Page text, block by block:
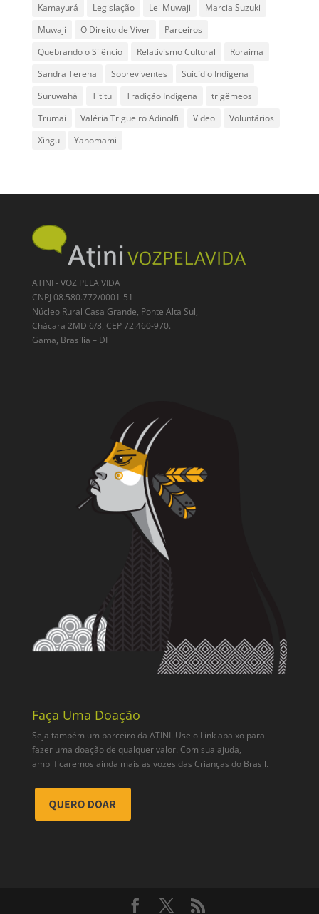
Kamayurá
Legislação Lei Muwaji
Marcia Suzuki
Muwaji
O Direito de Viver
Parceiros
Quebrando o Silêncio
Relativismo Cultural
Roraima
Sandra Terena
Sobreviventes
Suicídio Indígena
Suruwahá
Tititu Tradição Indígena
trigêmeos
Trumai
Valéria Trigueiro Adinolfi Video
Voluntários
Xingu
Yanomami
ATINI - VOZ PELA VIDA
CNPJ 08.580.772/0001-51
Núcleo Rural Casa Grande, Ponte Alta Sul,
Chácara 2MD 6/8, CEP 72.460-970.
Gama, Brasília – DF
Faça Uma Doação
Seja também um parceiro da ATINI. Use o Link abaixo para
fazer uma doação de qualquer valor. Com sua ajuda,
amplificaremos ainda mais as vozes das Crianças do Brasil.